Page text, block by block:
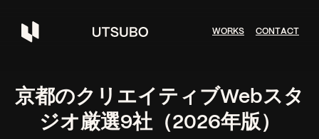
WORKS CONTACT
京都のクリエイティブWebスタ
ジオ厳選9社（2026年版）